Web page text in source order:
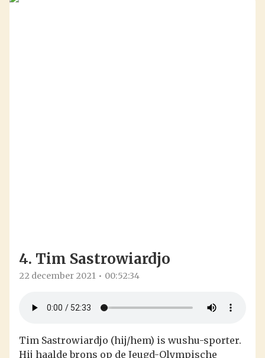
4. Tim Sastrowiardjo
22 december 2021 00:52:34
Tim Sastrowiardjo (hij/hem) is wushu-sporter.
Hij haalde brons op de Jeugd-Olympische